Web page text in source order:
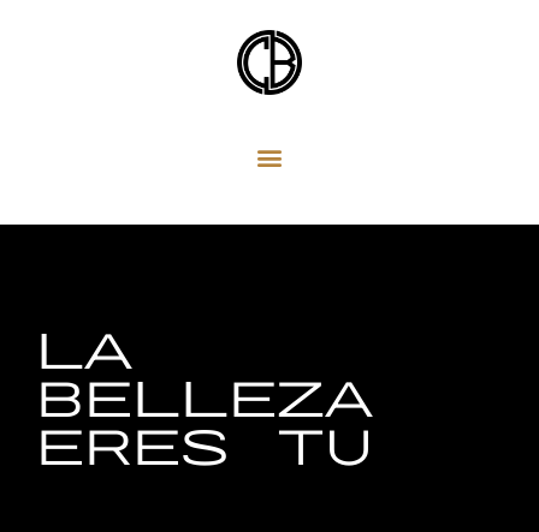
LA
BELLEZA
ERES TU